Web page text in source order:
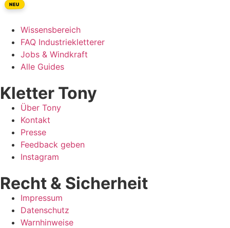
NEU
Wissensbereich
FAQ Industriekletterer
Jobs & Windkraft
Alle Guides
Kletter Tony
Über Tony
Kontakt
Presse
Feedback geben
Instagram
Recht & Sicherheit
Impressum
Datenschutz
Warnhinweise